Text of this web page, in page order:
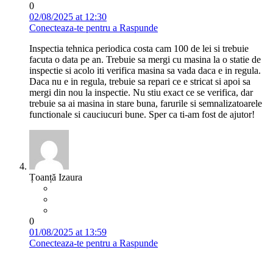
0
02/08/2025 at 12:30
Conecteaza-te pentru a Raspunde
Inspectia tehnica periodica costa cam 100 de lei si trebuie
facuta o data pe an. Trebuie sa mergi cu masina la o statie de
inspectie si acolo iti verifica masina sa vada daca e in regula.
Daca nu e in regula, trebuie sa repari ce e stricat si apoi sa
mergi din nou la inspectie. Nu stiu exact ce se verifica, dar
trebuie sa ai masina in stare buna, farurile si semnalizatoarele
functionale si cauciucuri bune. Sper ca ti-am fost de ajutor!
Țoanță Izaura
0
01/08/2025 at 13:59
Conecteaza-te pentru a Raspunde